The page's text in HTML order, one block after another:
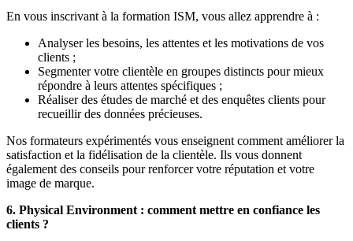
En vous inscrivant à la formation ISM, vous allez apprendre à :
Analyser les besoins, les attentes et les motivations de vos
clients ;
Segmenter votre clientèle en groupes distincts pour mieux
répondre à leurs attentes spécifiques ;
Réaliser des études de marché et des enquêtes clients pour
recueillir des données précieuses.
Nos formateurs expérimentés vous enseignent comment améliorer la
satisfaction et la fidélisation de la clientèle. Ils vous donnent
également des conseils pour renforcer votre réputation et votre
image de marque.
6. Physical Environment : comment mettre en confiance les
clients ?